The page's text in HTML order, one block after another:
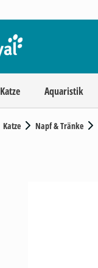
Katze Aquaristik
Katze Napf & Tränke